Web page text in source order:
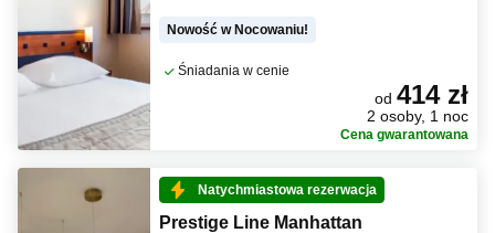
Nowość w Nocowaniu!
Śniadania w cenie
od 414 zł
2 osoby, 1 noc
Cena gwarantowana
Natychmiastowa rezerwacja
Prestige Line Manhattan